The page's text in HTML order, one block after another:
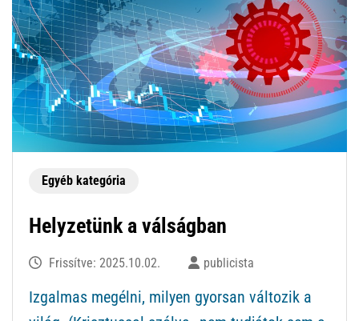
Egyéb kategória
Helyzetünk a válságban
Frissítve: 2025.10.02. publicista
Izgalmas megélni, milyen gyorsan változik a